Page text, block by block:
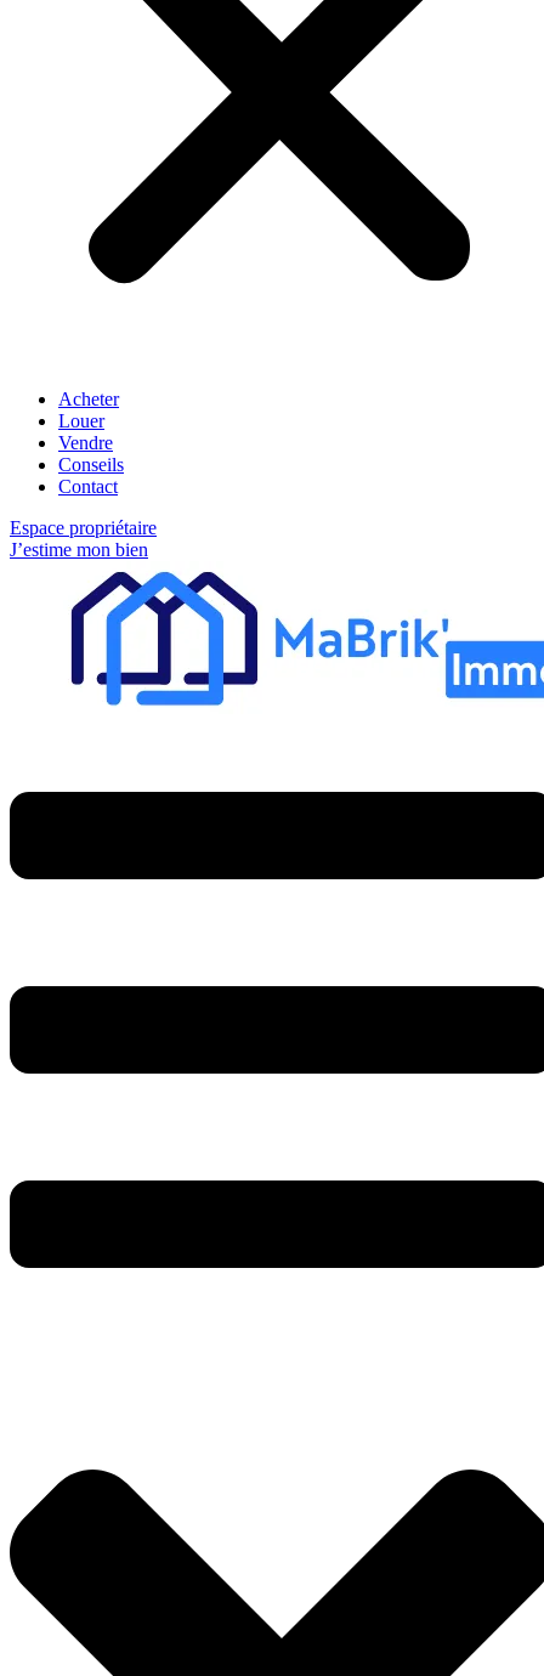
Acheter
Louer
Vendre
Conseils
Contact
Espace propriétaire
J’estime mon bien